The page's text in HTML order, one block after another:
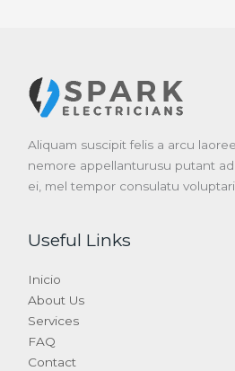
Aliquam suscipit felis a arcu
nemore appellanturusu putant
ei, mel tempor consulatu
Useful Links
Inicio
About Us
Services
FAQ
Contact